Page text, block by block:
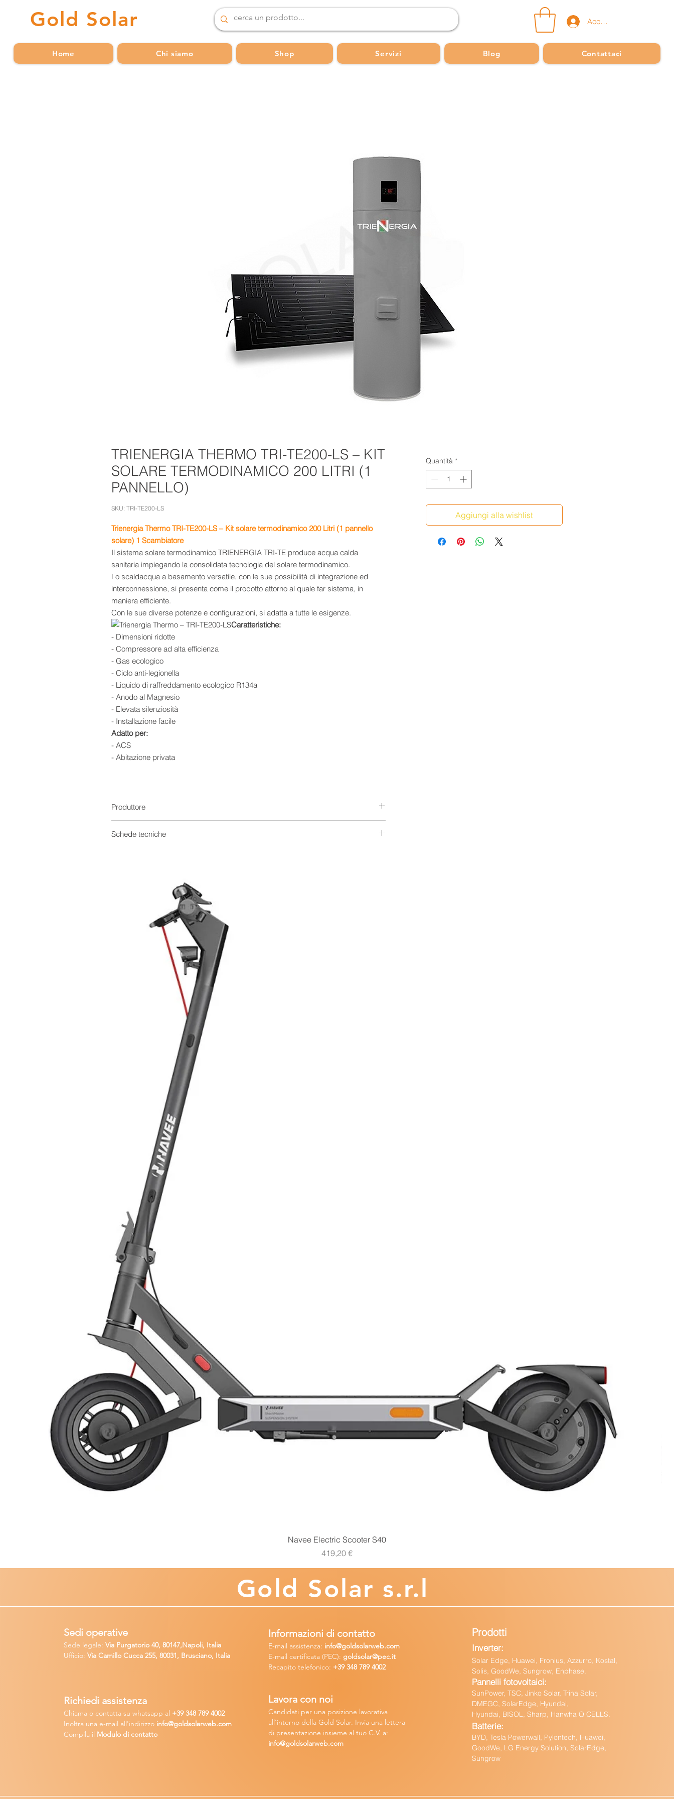
Gold Solar Accedi
Home Chi siamo Shop Servizi Blog Contattaci
TRIENERGIA THERMO TRI-TE200-LS – KIT
SOLARE TERMODINAMICO 200 LITRI (1
PANNELLO)
SKU: TRI-TE200-LS
Trienergia ThermoTRI-TE200-LS – Kit solare termodinamico 200 Litri (1 pannello
solare) 1 Scambiatore
Il sistema solare termodinamico TRIENERGIA TRI-TE produce acqua calda
sanitaria impiegando la consolidata tecnologia del solare termodinamico.
Lo scaldacqua a basamento versatile, con le sue possibilità di integrazione ed
interconnessione, si presenta come il prodotto attorno al quale far sistema, in
maniera efficiente.
Con le sue diverse potenze e configurazioni, si adatta a tutte le esigenze.
Caratteristiche:
- Dimensioni ridotte
- Compressore ad alta efficienza
- Gas ecologico
- Ciclo anti-legionella
- Liquido di raffreddamento ecologico R134a
- Anodo al Magnesio
- Elevata silenziosità
- Installazione facile
Adatto per:
- ACS
- Abitazione privata
Produttore
Schede tecniche
Quantità *
Aggiungi alla wishlist
Vista rapida
Navee Electric Scooter S40
Prezzo
419,20 €
Gold Solar s.r.l
Sedi operative
Sede legale:Via Purgatorio 40, 80147,Napoli, Italia
Ufficio:Via Camillo Cucca 255, 80031, Brusciano, Italia
Richiedi assistenza
Chiama o contatta su whatsapp al +39 348 789 4002
Inoltra una e-mail all'indirizzo info@goldsolarweb.com
Compila il Modulo di contatto
Lavora con noi
Candidati per una posizione lavorativa
all'interno della Gold Solar. Invia una lettera
di presentazione insieme al tuo C.V. a:
info@goldsolarweb.com
Informazioni di contatto
E-mail assistenza: info@goldsolarweb.com
E-mail certificata (PEC): goldsolar@pec.it
Recapito telefonico: +39 348789 4002
Prodotti
Inverter:
Solar Edge, Huawei, Fronius, Azzurro, Kostal,
Solis, GoodWe, Sungrow, Enphase.
Pannelli fotovoltaici:
SunPower, TSC, Jinko Solar, Trina Solar,
DMEGC, SolarEdge, Hyundai,
Hyundai, BISOL, Sharp, Hanwha Q CELLS.
Batterie:
BYD, Tesla Powerwall, Pylontech, Huawei,
GoodWe, LG Energy Solution, SolarEdge,
Sungrow